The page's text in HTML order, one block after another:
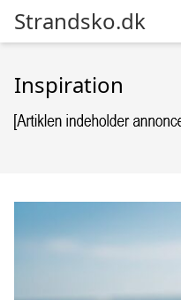
Strandsko.dk
Inspiration